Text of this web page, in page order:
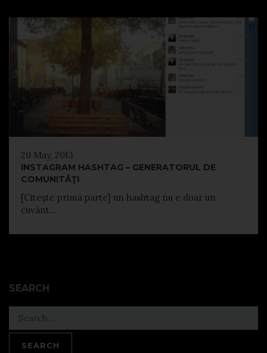
20 May, 2013
INSTAGRAM HASHTAG – GENERATORUL DE
COMUNITĂŢI
[Citeşte prima parte] un hashtag nu e doar un
cuvânt...
SEARCH
for: